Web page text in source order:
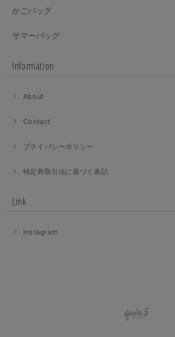
かごバッグ
サマーバッグ
Information
About
Contact
プライバシーポリシー
特定商取引法に基づく表記
Link
Instagram